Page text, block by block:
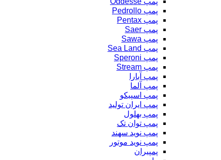
پمپ Pedrollo
پمپ Pentax
پمپ Saer
پمپ Sawa
پمپ Sea Land
پمپ Speroni
پمپ Stream
پمپ آبارا
پمپ آلما
پمپ اسپیکو
پمپ ایران تولید
پمپ بهلول
پمپ توان تک
پمپ نوید سهند
پمپ نوید موتور
پمپیران